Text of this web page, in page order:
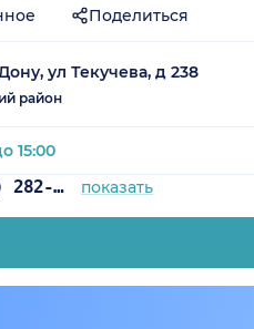
Поделиться
ул Текучева, д 238
район
+7 (863) 282-93-77 показать
15:00